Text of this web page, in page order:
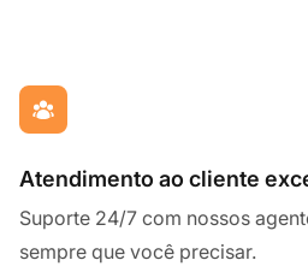
Atendimento ao cliente
Suporte 24/7 com nossos
sempre que você precisar.